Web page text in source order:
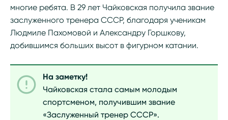
многие ребята. В 29 лет Чайковская получила звание
заслуженного тренера СССР, благодаря ученикам
Людмиле Пахомовой и Александру Горшкову,
добившимся больших высот в фигурном катании.
На заметку!
Чайковская стала самым молодым
спортсменом, получившим звание
«Заслуженный тренер СССР».